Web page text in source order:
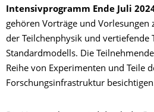
Intensivprogramm Ende Juli
gehören Vorträge und Vorlesungen
der Teilchenphysik und vertiefende
Standardmodells. Die
Reihe von Experimenten und Teile
Forschungsinfrastruktur